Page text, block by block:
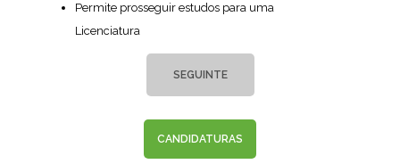
Permite prosseguir estudos para uma
Licenciatura
SEGUINTE
CANDIDATURAS